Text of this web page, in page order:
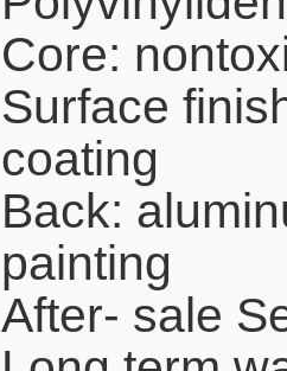
Core:
Surface
coating
Back:
painting
After- sale